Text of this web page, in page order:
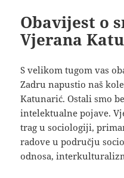
Obavijest o
Vjerana
S velikom tugom vas
Zadru napustio naš
Katunarić. Ostali smo
intelektualne pojave.
trag u sociologiji,
radove u području
odnosa,